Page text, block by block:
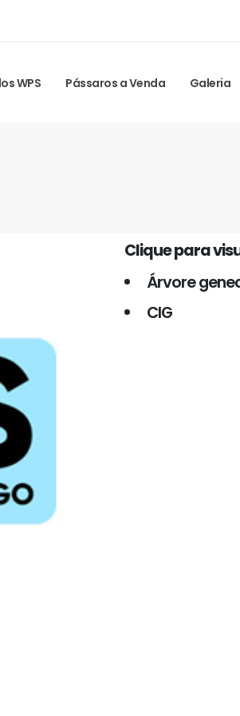
WPS Pássaros a Venda Galeria
Clique para
Árvore
CIG